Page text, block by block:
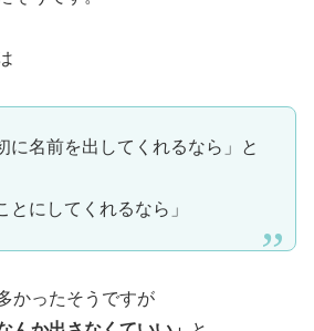
に名前を出してくれるなら」と
とにしてくれるなら」
かったそうですが